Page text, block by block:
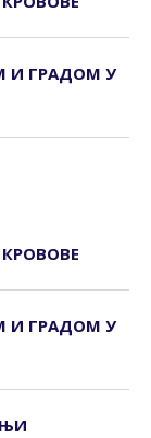
И ГРАДОМ У
И ГРАДОМ У